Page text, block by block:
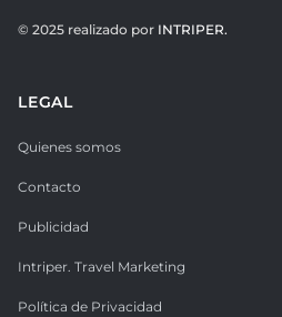
© 2025 realizado por INTRIPER.
LEGAL
Quienes somos
Contacto
Publicidad
Intriper. Travel Marketing
Política de Privacidad